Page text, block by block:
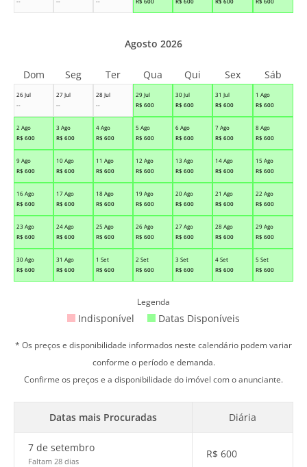
26 Jul
--
27 Jul
--
28 Jul
--
29 Jul
R$ 600
30 Jul
R$ 600
31 Jul
R$ 600
1 Ago
R$ 600
2 Ago
R$ 600
3 Ago
R$ 600
4 Ago
R$ 600
5 Ago
R$ 600
6 Ago
R$ 600
7 Ago
R$ 600
8 Ago
R$ 600
9 Ago
R$ 600
10 Ago
R$ 600
11 Ago
R$ 600
12 Ago
R$ 600
13 Ago
R$ 600
14 Ago
R$ 600
15 Ago
R$ 600
16 Ago
R$ 600
17 Ago
R$ 600
18 Ago
R$ 600
19 Ago
R$ 600
20 Ago
R$ 600
21 Ago
R$ 600
22 Ago
R$ 600
23 Ago
R$ 600
24 Ago
R$ 600
25 Ago
R$ 600
26 Ago
R$ 600
27 Ago
R$ 600
28 Ago
R$ 600
29 Ago
R$ 600
30 Ago
R$ 600
31 Ago
R$ 600
1 Set
R$ 600
2 Set
R$ 600
3 Set
R$ 600
4 Set
R$ 600
5 Set
R$ 600
Agosto 2026
Dom Seg Ter Qua Qui Sex Sáb
Legenda
Indisponível Datas Disponíveis
* Os preços e disponibilidade informados neste calendário podem variar
conforme o período e demanda.
Confirme os preços e a disponibilidade do imóvel com o anunciante.
Datas mais Procuradas Diária
7 de setembro
Faltam 28 dias
R$ 600